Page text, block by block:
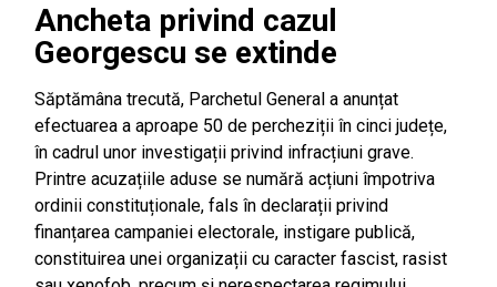
Ancheta privind cazul
Georgescu se extinde
Săptămâna trecută, Parchetul General a anunțat
efectuarea a aproape 50 de percheziții în cinci județe,
în cadrul unor investigații privind infracțiuni grave.
Printre acuzațiile aduse se numără acțiuni împotriva
ordinii constituționale, fals în declarații privind
finanțarea campaniei electorale, instigare publică,
constituirea unei organizații cu caracter fascist, rasist